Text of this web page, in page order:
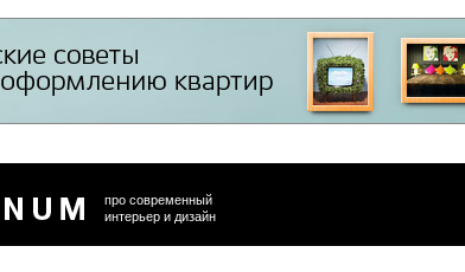
про современный
интерьер и дизайн